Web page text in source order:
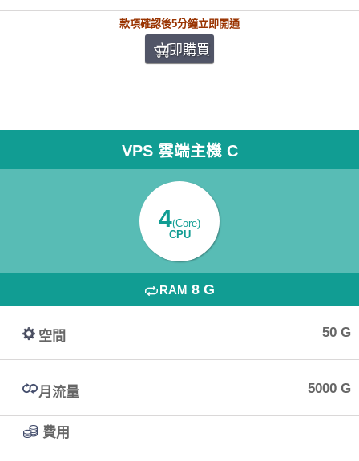
款項確認後5分鐘立即開通
立即購買
VPS 雲端主機 C
4(Core)
CPU
RAM 8 G
空間 50 G
月流量 5000 G
費用